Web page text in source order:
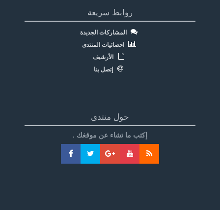
روابط سريعة
المشاركات الجديدة
احصائيات المنتدى
الأرشيف
إتصل بنا
حول منتدى
إكتب ما تشاء عن موقغك .